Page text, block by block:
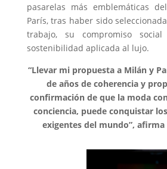
pasarelas más emblemáticas
París, tras haber sido
trabajo, su compromiso
sostenibilidad aplicada al lujo.
“Llevar mi propuesta a Milán y
de años de coherencia y
confirmación de que la moda
conciencia, puede conquistar
exigentes del mundo”, afirma